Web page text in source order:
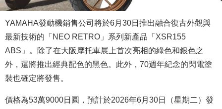
YAMAHA發動機銷售公司將於6月30日推出融合復古外觀與
最新技術的「NEO RETRO」系列新產品「XSR155
ABS」。除了在大阪摩托車展上首次亮相的綠色和銀色之
外，還將推出經典配色的黑色。此外，70週年紀念的閃電塗
裝也確定將發售。
價格為53萬9000日圓，預計於2026年6月30日（星期二）發